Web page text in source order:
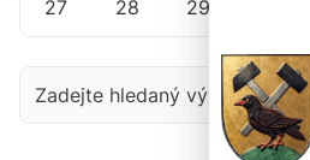
27 28 29